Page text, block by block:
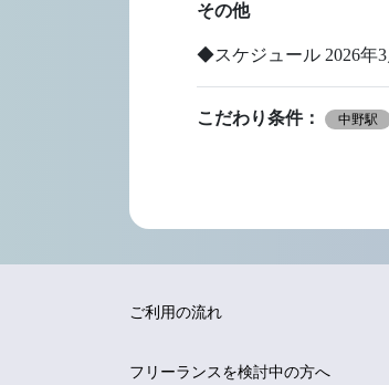
その他
◆スケジュール 2026年
こだわり条件： 中野駅
ご利用の流れ
フリーランスを検討中の方へ